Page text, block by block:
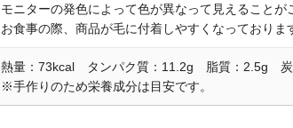
モニターの発色によって色が異なって見えることが
お食事の際、商品が毛に付着しやすくなっており
熱量：73kcal タンパク質：11.2g 脂質：2.5g
※手作りのため栄養成分は目安です。